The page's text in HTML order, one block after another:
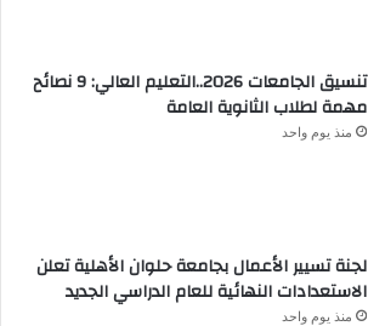
تنسيق الجامعات 2026..التعليم العالي: 9 نصائح
مهمة لطلاب الثانوية العامة
منذ يوم واحد
لجنة تسيير الأعمال بجامعة حلوان الأهلية تعلن
الاستعدادات النهائية للعام الدراسي الجديد
منذ يوم واحد